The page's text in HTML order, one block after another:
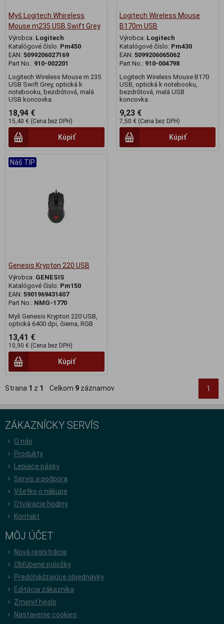
Myš Logitech Whireless
Mouse m235 USB Swift Grey
Výrobca: Logitech
Katalógové číslo: Pm450
EAN: 5099206027169
Part No.: 910-002201
Logitech Wireless Mouse m 235
USB Swift Grey, optická k
notebooku, bezdrôtová, malá
USB koncovka.
18,94 €
15,40 € (Cena bez DPH)
Kúpiť
Logitech Wireless Mouse
B170m USB
Výrobca: Logitech
Katalógové číslo: Pm430
EAN: 5099206065062
Part No.: 910-004798
Logitech Wireless Mouse B170
USB, optická k notebooku,
bezdrôtová, malá USB
koncovka.
9,23 €
7,50 € (Cena bez DPH)
Kúpiť
Náš TIP
Genesis Krypton 220 USB
Výrobca: GENESIS
Katalógové číslo: Pm150
EAN: 5901969431407
Part No.: NMG-1770
Myš Genesis Krypton 220 USB,
optická 6400 dpi, čierna, RGB
13,41 €
10,90 € (Cena bez DPH)
Kúpiť
Strana 1 z 1 Celkom 9 záznamov 1
ZÁKAZNÍCKY SERVÍS
O nás
Produkty
Lepiace pásky
Servis a podpora
Všetko o nákupe
Otváracie hodiny
Kontakt
MÔJ ÚČET
Nová registrácia
Obľúbené položky
Predchádzajúce objednávky
Editácia zákazníka
Zmeniť heslo
Nastavenie cookies